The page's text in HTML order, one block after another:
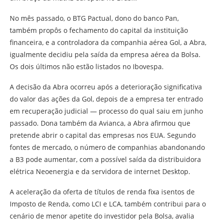
No mês passado, o BTG Pactual, dono do banco Pan,
também propôs o fechamento do capital da instituição
financeira, e a controladora da companhia aérea Gol, a Abra,
igualmente decidiu pela saída da empresa aérea da Bolsa.
Os dois últimos não estão listados no Ibovespa.
A decisão da Abra ocorreu após a deterioração significativa
do valor das ações da Gol, depois de a empresa ter entrado
em recuperação judicial — processo do qual saiu em junho
passado. Dona também da Avianca, a Abra afirmou que
pretende abrir o capital das empresas nos EUA. Segundo
fontes de mercado, o número de companhias abandonando
a B3 pode aumentar, com a possível saída da distribuidora
elétrica Neoenergia e da servidora de internet Desktop.
A aceleração da oferta de títulos de renda fixa isentos de
Imposto de Renda, como LCI e LCA, também contribui para o
cenário de menor apetite do investidor pela Bolsa, avalia